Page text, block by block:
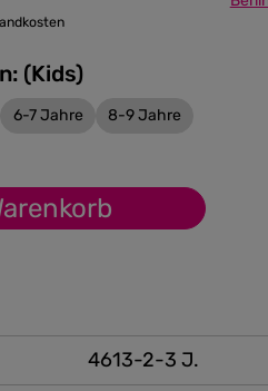
Bitte Größe wählen: (Kids)
6-7 Jahre
8-9 Jahre
4613-2-3 J.